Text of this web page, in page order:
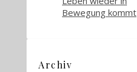
Bewegung kommt
Archiv